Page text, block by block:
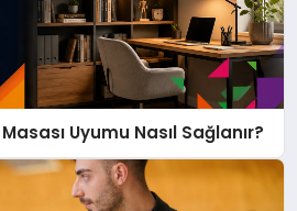
Uyumu Nasıl Sağlanır?